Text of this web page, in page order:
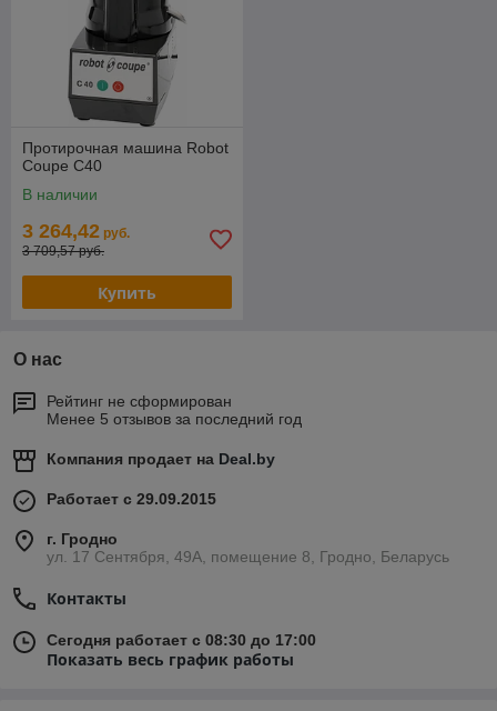
Протирочная машина Robot
Coupe C40
В наличии
3 264,42 руб.
3 709,57 руб.
Купить
О нас
Рейтинг не сформирован
Менее 5 отзывов за последний год
Компания продает на Deal.by
Работает с 29.09.2015
г. Гродно
ул. 17 Сентября, 49А, помещение 8, Гродно, Беларусь
Контакты
Сегодня работает с 08:30 до 17:00
Показать весь график работы